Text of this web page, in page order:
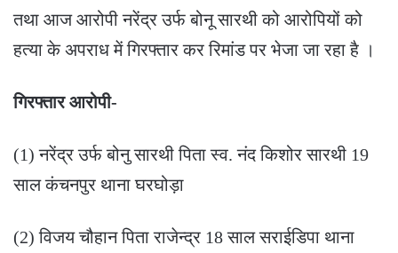
तथा आज आरोपी नरेंद्र उर्फ बोनू सारथी को आरोपियों को
हत्या के अपराध में गिरफ्तार कर रिमांड पर भेजा जा रहा है ।
गिरफ्तार आरोपी-
(1) नरेंद्र उर्फ बोनु सारथी पिता स्व. नंद किशोर सारथी 19
साल कंचनपुर थाना घरघोड़ा
(2) विजय चौहान पिता राजेन्द्र 18 साल सराईडिपा थाना